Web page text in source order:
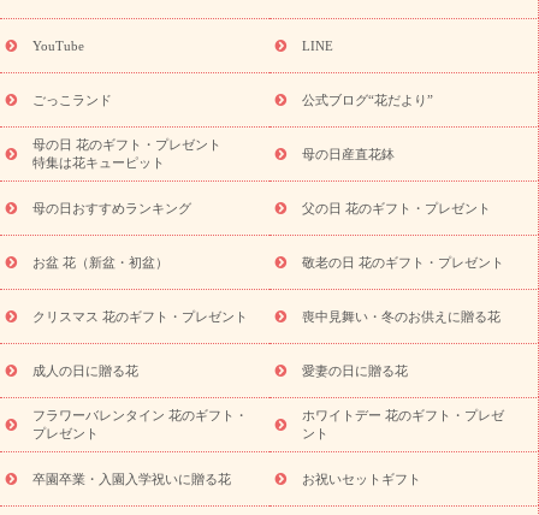
(トルコキキョウ)
9月の誕生花(リンドウ)
ら探す
お祝いの花特集 当日配達特急便 お祝い商品一覧
念日
結婚祝い 出産祝い 退院祝い・快気祝い
寿祝い
プチギフト ペットのお祝いフラワー
供え・お悔やみ商品一覧
お供え・お悔やみの花
四十九日法要以
お供え プリザーブドフラワー
ペットのお供えフラワー
お盆（新
盆・初盆）
その他 お祝い返し お見舞い
お取り寄せギフト
ビジネス用
ご自宅用 観葉植物 ミディ胡蝶蘭
プリザーブ
ドフラワー
スタイルから探す アレンジメント 花束
スタ
ンド花
お祝い お供え・お悔やみ 胡蝶蘭 胡蝶蘭・花鉢
ディ胡蝶蘭・お祝い
ミディ胡蝶蘭・お供え
世界初の青色胡蝶蘭
観葉植物
観葉植物 産直多肉植物
プリザーブドフラワー
お祝い
お供え・お悔やみ 花とセットギフト
セミオーダー
プチギフト（hanamore -ハナモア-）
花とみどりのeギフト
キューピットのeGfit
カラー ピンク イエローオレンジ
レッ
YouTube LINE
ごっこランド 公式ブログ“花だより”
母の日 花のギフト・プレゼント
特集は花キューピット
母の日産直花鉢
母の日おすすめランキング 父の日 花のギフト・プレゼント
お盆 花（新盆・初盆） 敬老の日 花のギフト・プレゼント
クリスマス 花のギフト・プレゼント 喪中見舞い・冬のお供えに贈る花
成人の日に贈る花 愛妻の日に贈る花
フラワーバレンタイン 花のギフト・
プレゼント
ホワイトデー 花のギフト・プレゼ
ント
卒園卒業・入園入学祝いに贈る花 お祝いセットギフト